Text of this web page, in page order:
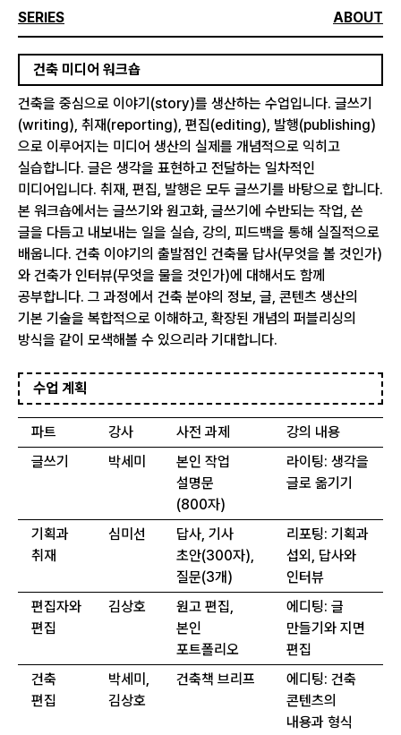
SERIES ABOUT
건축 미디어 워크숍
건축을 중심으로 이야기(story)를 생산하는 수업입니다. 글쓰기
(writing), 취재(reporting), 편집(editing), 발행(publishing)
으로 이루어지는 미디어 생산의 실제를 개념적으로 익히고
실습합니다. 글은 생각을 표현하고 전달하는 일차적인
미디어입니다. 취재, 편집, 발행은 모두 글쓰기를 바탕으로 합니다.
본 워크숍에서는 글쓰기와 원고화, 글쓰기에 수반되는 작업, 쓴
글을 다듬고 내보내는 일을 실습, 강의, 피드백을 통해 실질적으로
배웁니다. 건축 이야기의 출발점인 건축물 답사(무엇을 볼 것인가)
와 건축가 인터뷰(무엇을 물을 것인가)에 대해서도 함께
공부합니다. 그 과정에서 건축 분야의 정보, 글, 콘텐츠 생산의
기본 기술을 복합적으로 이해하고, 확장된 개념의 퍼블리싱의
방식을 같이 모색해볼 수 있으리라 기대합니다.
수업 계획
파트 강사 사전 과제
강의 내용
글쓰기
박세미
본인 작업
설명문
(800자)
라이팅: 생각을
글로 옮기기
기획과
취재
심미선
답사, 기사
초안(300자),
질문(3개)
리포팅: 기획과
섭외, 답사와
인터뷰
편집자와
편집
김상호
원고 편집,
본인
포트폴리오
에디팅: 글
만들기와 지면
편집
건축
편집
박세미,
김상호
건축책 브리프
에디팅: 건축
콘텐츠의
내용과 형식